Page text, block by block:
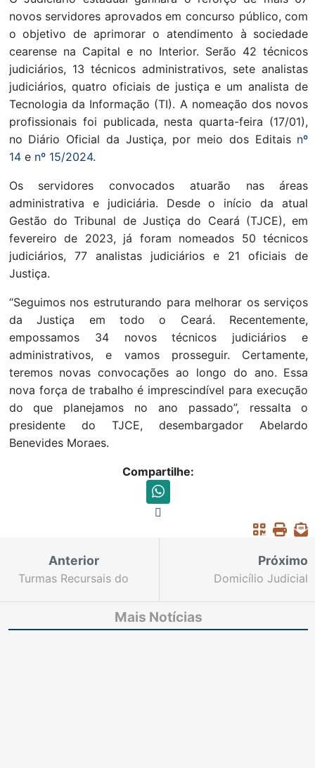
novos servidores aprovados em concurso público, com
o objetivo de aprimorar o atendimento à sociedade
cearense na Capital e no Interior. Serão 42 técnicos
judiciários, 13 técnicos administrativos, sete analistas
judiciários, quatro oficiais de justiça e um analista de
Tecnologia da Informação (TI). A nomeação dos novos
profissionais foi publicada, nesta quarta-feira (17/01),
no Diário Oficial da Justiça, por meio dos Editais nº
14e nº 15/2024.
Os servidores convocados atuarão nas áreas
administrativa e judiciária. Desde o início da atual
Gestão do Tribunal de Justiça do Ceará (TJCE), em
fevereiro de 2023, já foram nomeados 50 técnicos
judiciários, 77 analistas judiciários e 21 oficiais de
Justiça.
“Seguimos nos estruturando para melhorar os serviços
da Justiça em todo o Ceará. Recentemente,
empossamos 34 novos técnicos judiciários e
administrativos, e vamos prosseguir. Certamente,
teremos novas convocações ao longo do ano. Essa
nova força de trabalho é imprescindível para execução
do que planejamos no ano passado”, ressalta o
presidente do TJCE, desembargador Abelardo
Benevides Moraes.
Compartilhe:
Anterior
Turmas Recursais do
processos do que os
distribuídos em 2023
Próximo
Domicílio Judicial
instituições no acesso
Mais Notícias